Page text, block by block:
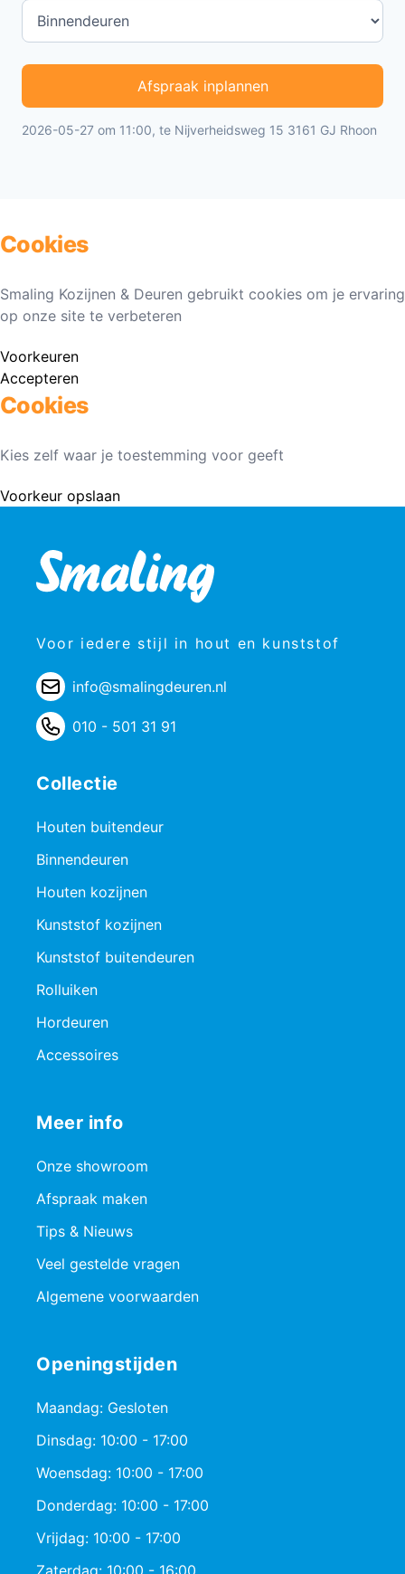
Afspraak inplannen
2026-05-27 om 11:00, te Nijverheidsweg 15 3161 GJ Rhoon
Cookies
Smaling Kozijnen & Deuren gebruikt cookies om je ervaring
op onze site te verbeteren
Voorkeuren
Accepteren
Cookies
Kies zelf waar je toestemming voor geeft
Voorkeur opslaan
Voor iedere stijl in hout en kunststof
info@smalingdeuren.nl
010 - 501 31 91
Collectie
Houten buitendeur
Binnendeuren
Houten kozijnen
Kunststof kozijnen
Kunststof buitendeuren
Rolluiken
Hordeuren
Accessoires
Meer info
Onze showroom
Afspraak maken
Tips & Nieuws
Veel gestelde vragen
Algemene voorwaarden
Openingstijden
Maandag: Gesloten
Dinsdag: 10:00 - 17:00
Woensdag: 10:00 - 17:00
Donderdag: 10:00 - 17:00
Vrijdag: 10:00 - 17:00